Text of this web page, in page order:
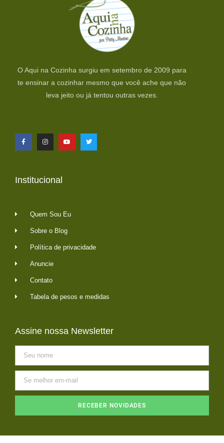
O Aqui na Cozinha surgiu em setembro de 2009 para
te ensinar a cozinhar mesmo que você ache que não
leva jeito ou já tentou outras vezes.
Institucional
Quem Sou Eu
Sobre o Blog
Política de privacidade
Anuncie
Contato
Tabela de pesos e medidas
Assine nossa Newsletter
RECEBER NOVIDADES